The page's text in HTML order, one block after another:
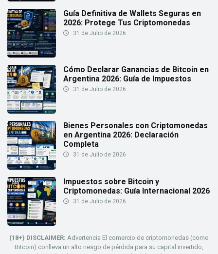
Guía Definitiva de Wallets Seguras en
2026: Protege Tus Criptomonedas
31 de Julio de 2026
Cómo Declarar Ganancias de Bitcoin en
Argentina 2026: Guía de Impuestos
31 de Julio de 2026
Bienes Personales con Criptomonedas
en Argentina 2026: Declaración
Completa
31 de Julio de 2026
Impuestos sobre Bitcoin y
Criptomonedas: Guía Internacional 2026
31 de Julio de 2026
(18+) DISCLAIMER: Advertencia El comercio de criptomonedas (como
Bitcoin) conlleva un alto riesgo de pérdida para su capital invertido,